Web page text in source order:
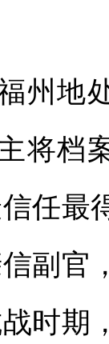
地处
将档
任最
副官
时期